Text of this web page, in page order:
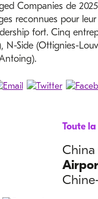
Companies de
reconnues pour
fort. Cinq
N-Side (Ottignies-
Toute la